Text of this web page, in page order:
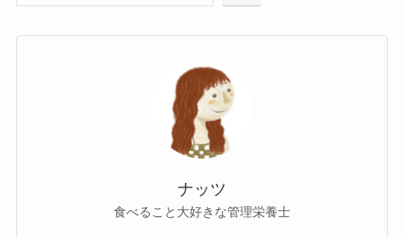
ナッツ
食べること大好きな管理栄養士